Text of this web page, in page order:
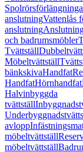
anslutningVattenlås
anslutning
och badrumsmöbler
Tvättställ
Möbeltvättställ
bänkskivaHandfat
HandfatHörnhandfat
Halvinbyggda
tvättställ
avlopp
möbeltvättställ
möbeltvättställ